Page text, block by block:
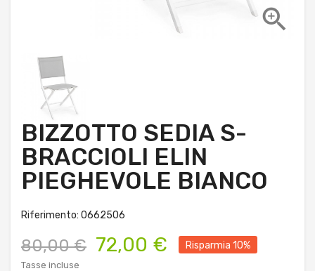

BIZZOTTO SEDIA S-
BRACCIOLI ELIN
PIEGHEVOLE BIANCO
Riferimento: 0662506
80,00 € 72,00 € Risparmia 10%
Tasse incluse